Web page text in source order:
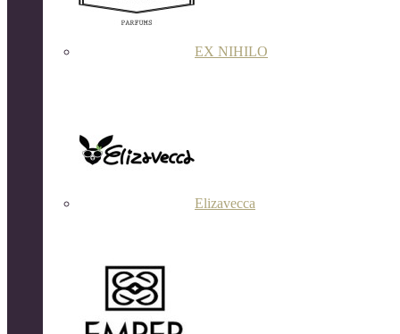
EX NIHILO
Elizavecca